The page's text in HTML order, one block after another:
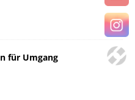
für Umgang